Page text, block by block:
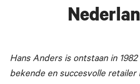
Hans Anders is ontstaan in 1982
bekende en succesvolle retailer